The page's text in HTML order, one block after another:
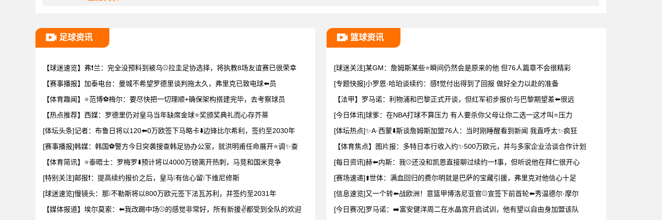
足球资讯
【球迷速览】弗❗兰：完全没预料到被乌⚾拉圭足协选择，将执教8场友谊赛已很荣幸
【赛事播报】加泰电台：曼城不希望罗德里谈判拖太久，弗里克已致电球⬅️员
【体育趣闻】⭐范博⚽梅尔：要尽快把一切理顺+确保架构搭建完毕，去考察球员
【热点推荐】西媒：罗德里仍对皇马当年缺席金球⭐奖颁奖典礼而心存芥蒂
[体坛头条]记者：布鲁日将以120⬅️0万欧签下马略卡⬇️边锋比尔希利，签约至2030年
[赛事播报]韩媒：韩国⚽警方今日突袭搜查韩足协办公室，就洪明甫任命展开⭐调✨查
【体育简讯】⭐泰晤士：罗梅罗⬇️预计将以4000万镑离开热刺，马竞和国米竞争
[特别关注]邮报❗：提高续约报价之后，皇马❕有信心留❕下维尼修斯
[球迷速览]慢镜头：那❕不勒斯将以800万欧元签下法瓦苏利，并签约至2031年
【媒体报道】埃尔莫索：⬅️我改踢中场⚾的感觉非常好，所有新援✌️都受到全队的欢迎
篮球资讯
[球迷关注]某GM：詹姆斯某些⭐瞬间仍然会是原来的他 但76人篇章不会很精彩
[专题快报]小罗恩·哈珀谈续约：感❗觉付出得到了回报 做好全力以赴的准备
【法甲】罗马诺：利物浦和巴黎正式开谈，但红军初步报价与巴黎期望差⬅️很远
[今日体讯]球爹：在NBA打球不算压力 有人要杀你父母让你二选一这才叫⭐压力
[体坛热点]✨A·西蒙⬇️斯谈詹姆斯加盟76人：当时刚睡醒看到新闻 我直呼太✨疯狂
【体育焦点】图片报：多特日本行收入约✨500万欧元，并与多家企业洽谈合作计划
[每日资讯]赫⬅️内斯：我⚾还没和凯恩直接聊过续约一❗事，但听说他在拜仁很开心
[赛场速递]⬆️世体：满血回归的费尔明就是巴萨的宝藏引援，弗里克对他信心十足
[信息速览]又一个转⬅️战欧洲！意篮甲博洛尼亚官⚾宣签下前首轮⬅️秀温德尔·摩尔
[今日赛况]罗马诺：➡️富安健洋周二在水晶宫开启试训，他有望以自由身加盟该队